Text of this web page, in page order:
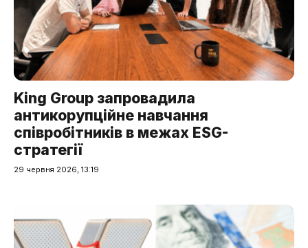
King Group запровадила
антикорупційне навчання
співробітників в межах ESG-
стратегії
29 червня 2026, 13:19